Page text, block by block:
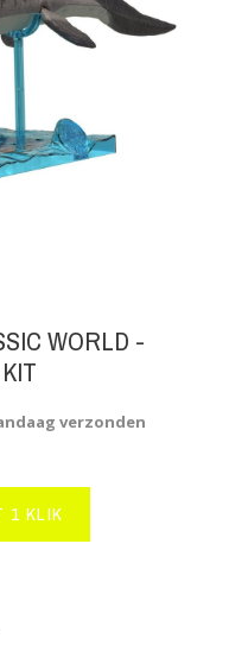
WORLD -
verzonden
1 KLIK